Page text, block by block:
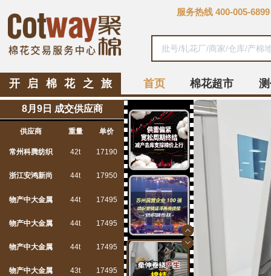
服务热线 400-005-6899
开启棉花之旅 首页 棉花超市
8月9日 成交供应商
供应商 重量
单价
浙江安鸿新尚
44t 17950
物产中大金属 44t 17495
物产中大金属 44t 17495
物产中大金属 44t 17495
物产中大金属 43t 17495
物产中大金属 43t 17515